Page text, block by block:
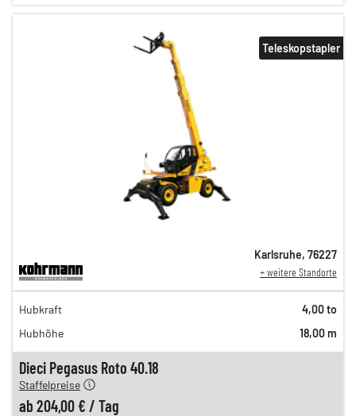
Dieci Pegasus Roto 40.18
353,00 €
294,00 €
245,00 €
Staffelpreise
ab 204,00 € / Tag
12,00 €
Teleskopstapler
Karlsruhe, 76227
+ weitere Standorte
Hubkraft
4,00 to
Hubhöhe
18,00 m